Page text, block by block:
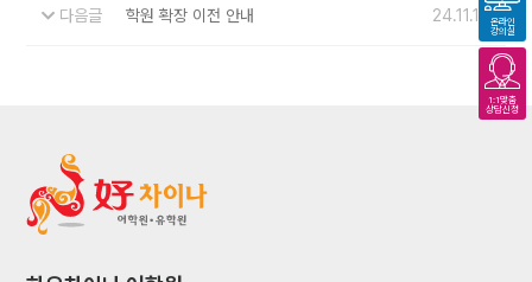
다음글 학원 확장 이전 안내 24.11.17온라인
강의실
1:1맞춤
상담신청